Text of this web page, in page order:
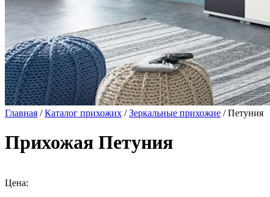
Главная /Каталог прихожих /Зеркальные прихожие / Петуния
Прихожая Петуния
Цена: